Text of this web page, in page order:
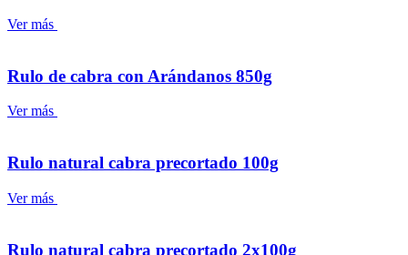
Ver más
Rulo de cabra con Arándanos 850g
Ver más
Rulo natural cabra precortado 100g
Ver más
Rulo natural cabra precortado 2x100g